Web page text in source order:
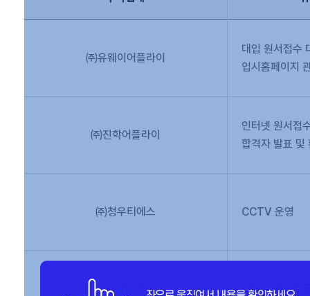
㈜유웨이어플라이
대입 원서접수
입시홈페이지
㈜진학어플라이
인터넷 원서접
합격자 발표 및
㈜청우티에스 CCTV 운영
(주)아이앤텍 인터넷 증명발